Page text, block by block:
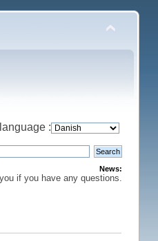
:
News:
if you have any questions.